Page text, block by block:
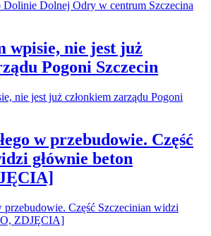
wpisie, nie jest już
Pogoni Szczecin
w przebudowie. Część
głównie beton